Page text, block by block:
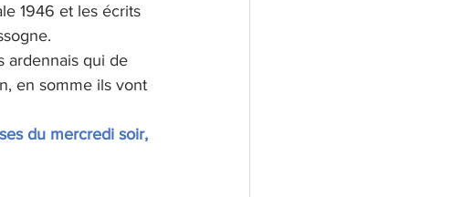
1946 et les écrits
ardennais qui de
en somme ils vont
du mercredi soir,